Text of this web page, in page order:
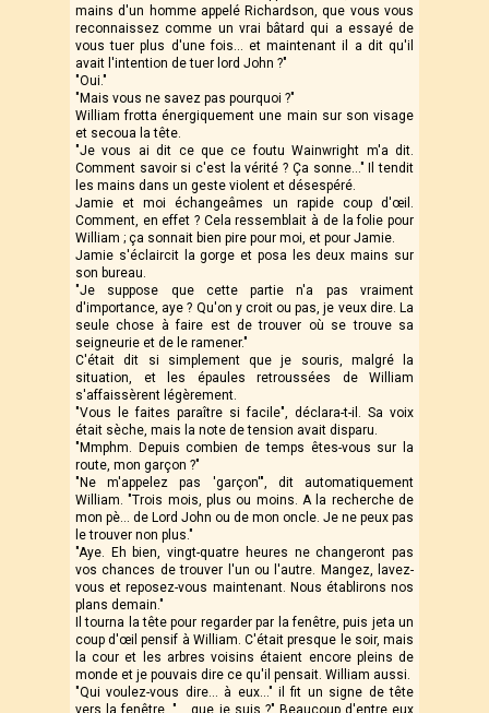
mains d'un homme appelé Richardson, que vous vous
reconnaissez comme un vrai bâtard qui a essayé de
vous tuer plus d'une fois... et maintenant il a dit qu'il
avait l'intention de tuer lord John ?"
"Oui."
"Mais vous ne savez pas pourquoi ?"
William frotta énergiquement une main sur son visage
et secoua la tête.
"Je vous ai dit ce que ce foutu Wainwright m'a dit.
Comment savoir si c'est la vérité ? Ça sonne…" Il tendit
les mains dans un geste violent et désespéré.
Jamie et moi échangeâmes un rapide coup d'œil.
Comment, en effet ? Cela ressemblait à de la folie pour
William ; ça sonnait bien pire pour moi, et pour Jamie.
Jamie s'éclaircit la gorge et posa les deux mains sur
son bureau.
"Je suppose que cette partie n'a pas vraiment
d'importance, aye ? Qu'on y croit ou pas, je veux dire. La
seule chose à faire est de trouver où se trouve sa
seigneurie et de le ramener."
C'était dit si simplement que je souris, malgré la
situation, et les épaules retroussées de William
s'affaissèrent légèrement.
"Vous le faites paraître si facile", déclara-t-il. Sa voix
était sèche, mais la note de tension avait disparu.
"Mmphm. Depuis combien de temps êtes-vous sur la
route, mon garçon ?"
"Ne m'appelez pas 'garçon'", dit automatiquement
William. "Trois mois, plus ou moins. A la recherche de
mon pè... de Lord John ou de mon oncle. Je ne peux pas
le trouver non plus."
"Aye. Eh bien, vingt-quatre heures ne changeront pas
vos chances de trouver l'un ou l'autre. Mangez, lavez-
vous et reposez-vous maintenant. Nous établirons nos
plans demain."
Il tourna la tête pour regarder par la fenêtre, puis jeta un
coup d'œil pensif à William. C'était presque le soir, mais
la cour et les arbres voisins étaient encore pleins de
monde et je pouvais dire ce qu'il pensait. William aussi.
"Qui voulez-vous dire… à eux…" il fit un signe de tête
vers la fenêtre, "… que je suis ?" Beaucoup d'entre eux